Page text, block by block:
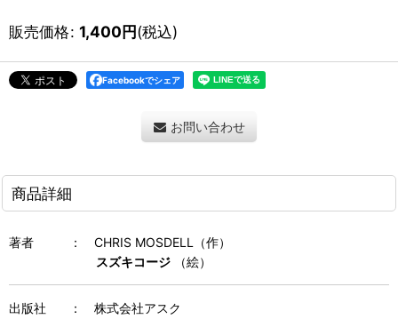
販売価格: 1,400円(税込)
Facebookでシェア
お問い合わせ
商品詳細
著者 ：
CHRIS MOSDELL（作）
スズキコージ （絵）
出版社 ： 株式会社アスク